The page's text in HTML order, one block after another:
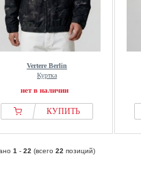
Vertere Berlin
Куртка
нет в наличии
КУПИТЬ
1 - 22 (всего 22 позиций)